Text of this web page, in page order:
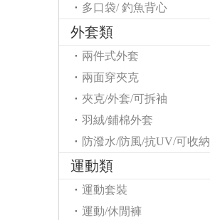
多口袋/ 釣魚背心
外套類
兩件式外套
兩面穿夾克
夾克/外套/可拆袖
羽絨/鋪棉外套
防潑水/防風/抗UV/可收納
運動類
運動套裝
運動/休閒褲